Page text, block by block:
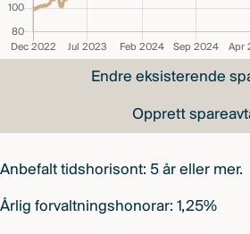
Endre eksisterende
Opprett
Anbefalt tidshorisont: 5 år eller mer.
Årlig forvaltningshonorar: 1,25%